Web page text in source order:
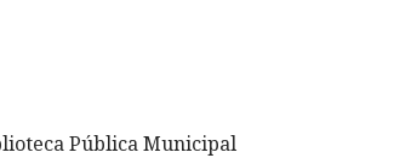
Pública Municipal